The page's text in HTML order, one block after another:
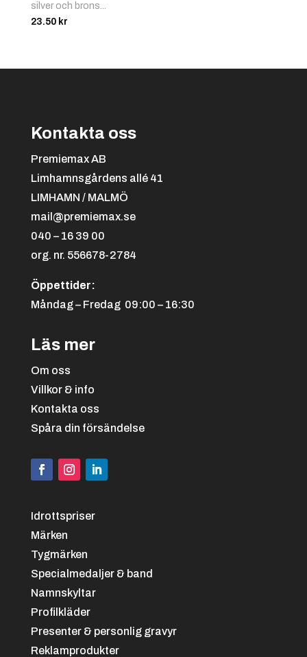
Svart/orange
silver och brons...
23.50 kr
Kontakta oss
Premiemax AB
Limhamnsgårdens allé 41
LIMHAMN / MALMÖ
mail@premiemax.se
040 – 16 39 00
org. nr. 556678-2784
Öppettider:
Måndag – Fredag 09:00 – 16:30
Läs mer
Om oss
Villkor & info
Kontakta oss
Spåra din försändelse
Idrottspriser
Märken
Tygmärken
Specialmedaljer & band
Namnskyltar
Profilkläder
Presenter & personlig gravyr
Reklamprodukter